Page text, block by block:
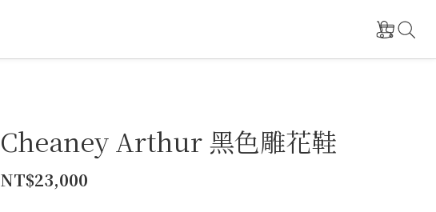
Cheaney Arthur 黑色雕花鞋
NT$23,000